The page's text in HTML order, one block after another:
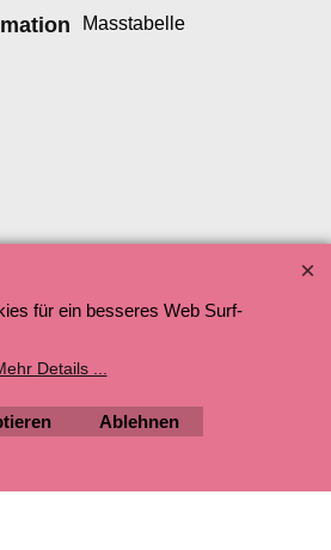
Masstabelle
mit ShopFactory Shop Software.
für ein besseres Web Surf-
Details ...
Ablehnen